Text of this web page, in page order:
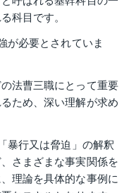
科目です。
が必要とされていま
法曹三職にとって重要
ため、深い理解が求め
暴行又は脅迫」の解釈
さまざまな事実関係を
理論を具体的な事例に